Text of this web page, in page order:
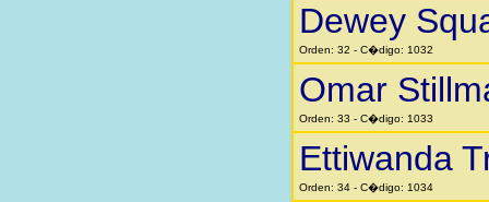
Dewey
Orden: 32 - C�digo: 1032
Omar
Orden: 33 - C�digo: 1033
Ettiwanda
Orden: 34 - C�digo: 1034